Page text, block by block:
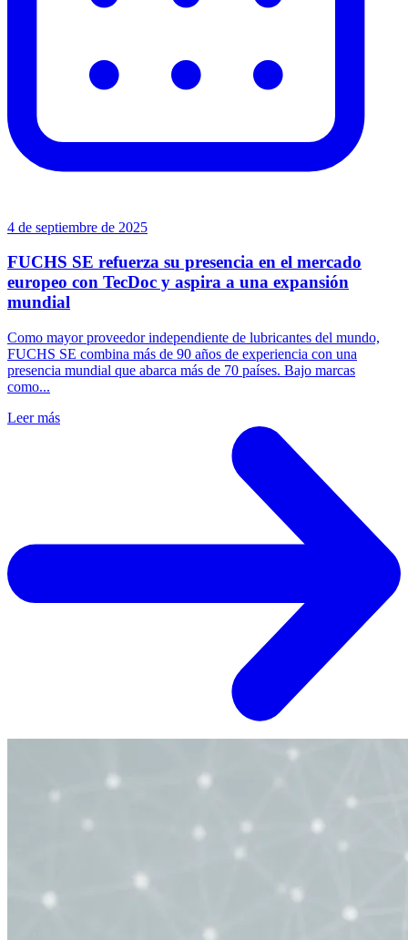
4 de septiembre de 2025
FUCHS SE refuerza su presencia en el mercado
europeo con TecDoc y aspira a una expansión
mundial
Como mayor proveedor independiente de lubricantes del mundo,
FUCHS SE combina más de 90 años de experiencia con una
presencia mundial que abarca más de 70 países. Bajo marcas
como...
Leer más